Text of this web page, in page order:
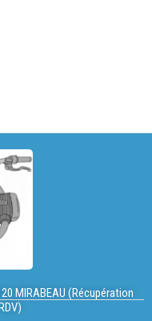
MIRABEAU (Récupération